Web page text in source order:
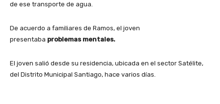
de ese transporte de agua.
De acuerdo a familiares de Ramos, el joven
presentaba problemas mentales.
El joven salió desde su residencia, ubicada en el sector Satélite,
del Distrito Municipal Santiago, hace varios días.